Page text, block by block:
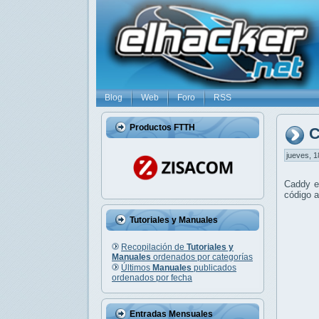
Blog Web Foro RSS
Productos FTTH
Tutoriales y Manuales
Recopilación de Tutoriales y
Manuales ordenados por categorías
Últimos Manuales publicados
ordenados por fecha
Entradas Mensuales
jueves,
Caddy
código